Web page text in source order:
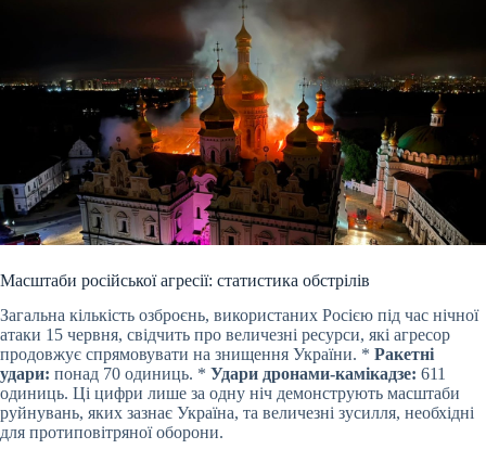
Масштаби російської агресії: статистика обстрілів
Загальна кількість озброєнь, використаних Росією під час нічної
атаки 15 червня, свідчить про величезні ресурси, які агресор
продовжує спрямовувати на знищення України. * Ракетні
удари: понад 70 одиниць. * Удари дронами-камікадзе: 611
одиниць. Ці цифри лише за одну ніч демонструють масштаби
руйнувань, яких зазнає Україна, та величезні зусилля, необхідні
для протиповітряної оборони.